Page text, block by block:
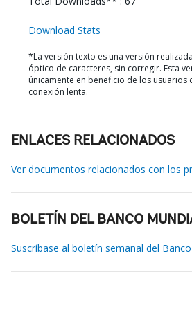
Download Stats
*La versión texto es una versión
óptico de caracteres, sin corregir. Esta
únicamente en beneficio de los usuarios
conexión lenta.
ENLACES RELACIONADOS
Ver documentos relacionados con los
BOLETÍN DEL BANCO
Suscríbase al boletín semanal del